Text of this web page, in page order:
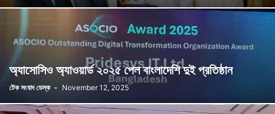
অ্যাসোসিও অ্যাওয়ার্ড ২০২৫ পেল বাংলাদেশি দুই প্রতিষ্ঠান
টেক সংবাদ ডেস্ক - November 12, 2025